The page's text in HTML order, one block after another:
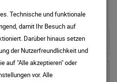
Technische und funktionale
damit Ihr Besuch auf
Darüber hinaus setzen
der Nutzerfreundlichkeit und
auf "Alle akzeptieren" oder
vor. Alle